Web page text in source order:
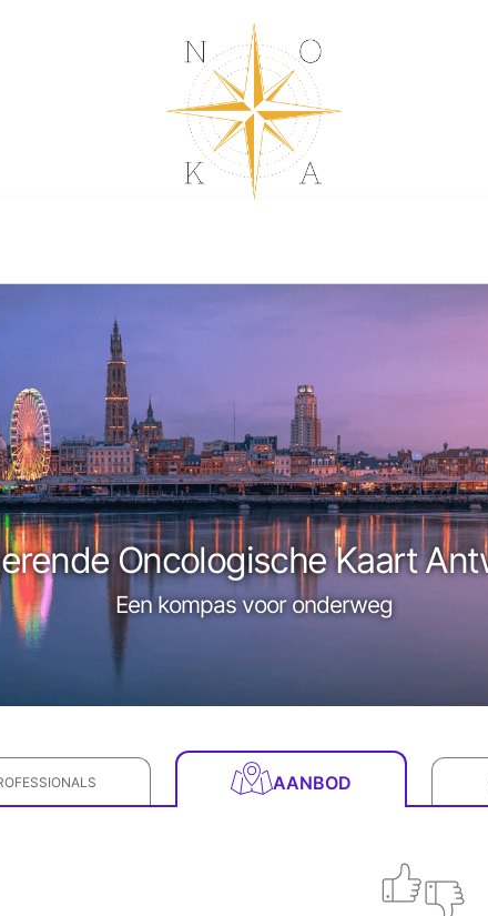
Oncologische Kaart
Een kompas voor onderweg
AANBOD